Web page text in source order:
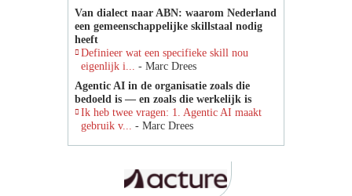
Van dialect naar ABN: waarom Nederland
een gemeenschappelijke skillstaal nodig
heeft
Definieer wat een specifieke skill nou
eigenlijk i... - Marc Drees
Agentic AI in de organisatie zoals die
bedoeld is — en zoals die werkelijk is
Ik heb twee vragen: 1. Agentic AI maakt
gebruik v... - Marc Drees